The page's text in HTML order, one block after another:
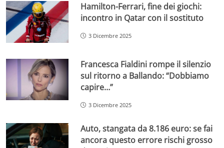
Hamilton-Ferrari, fine dei giochi:
incontro in Qatar con il sostituto
3 Dicembre 2025
Francesca Fialdini rompe il silenzio
sul ritorno a Ballando: “Dobbiamo
capire…”
3 Dicembre 2025
Auto, stangata da 8.186 euro: se fai
ancora questo errore rischi grosso